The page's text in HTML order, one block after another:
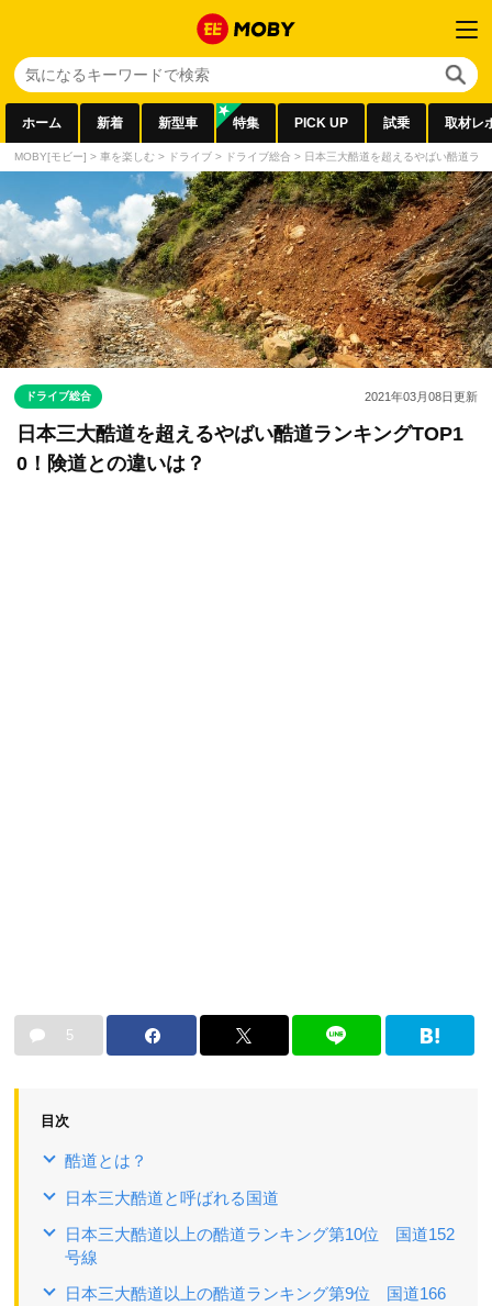
ホーム 新着 新型車 特集 PICK UP 試乗 取材レ
MOBY[モビー] > 車を楽しむ > ドライブ > ドライブ総合 > 日本三大酷道を超えるやばい酷道ラ
ドライブ総合 2021年03月08日更新
日本三大酷道を超えるやばい酷道ランキングTOP1
0！険道との違いは？
5
目次
酷道とは？
日本三大酷道と呼ばれる国道
日本三大酷道以上の酷道ランキング第10位 国道152
号線
日本三大酷道以上の酷道ランキング第9位 国道166